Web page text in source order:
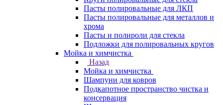
Пасты полировальные для ЛКП
Пасты полировальные для металлов и
хрома
Пасты и полироли для стекла
Подложки для полировальных кругов
Мойка и химчистка
Назад
Мойка и химчистка
Шампуни для ковров
Подкапотное пространство чистка и
консервация